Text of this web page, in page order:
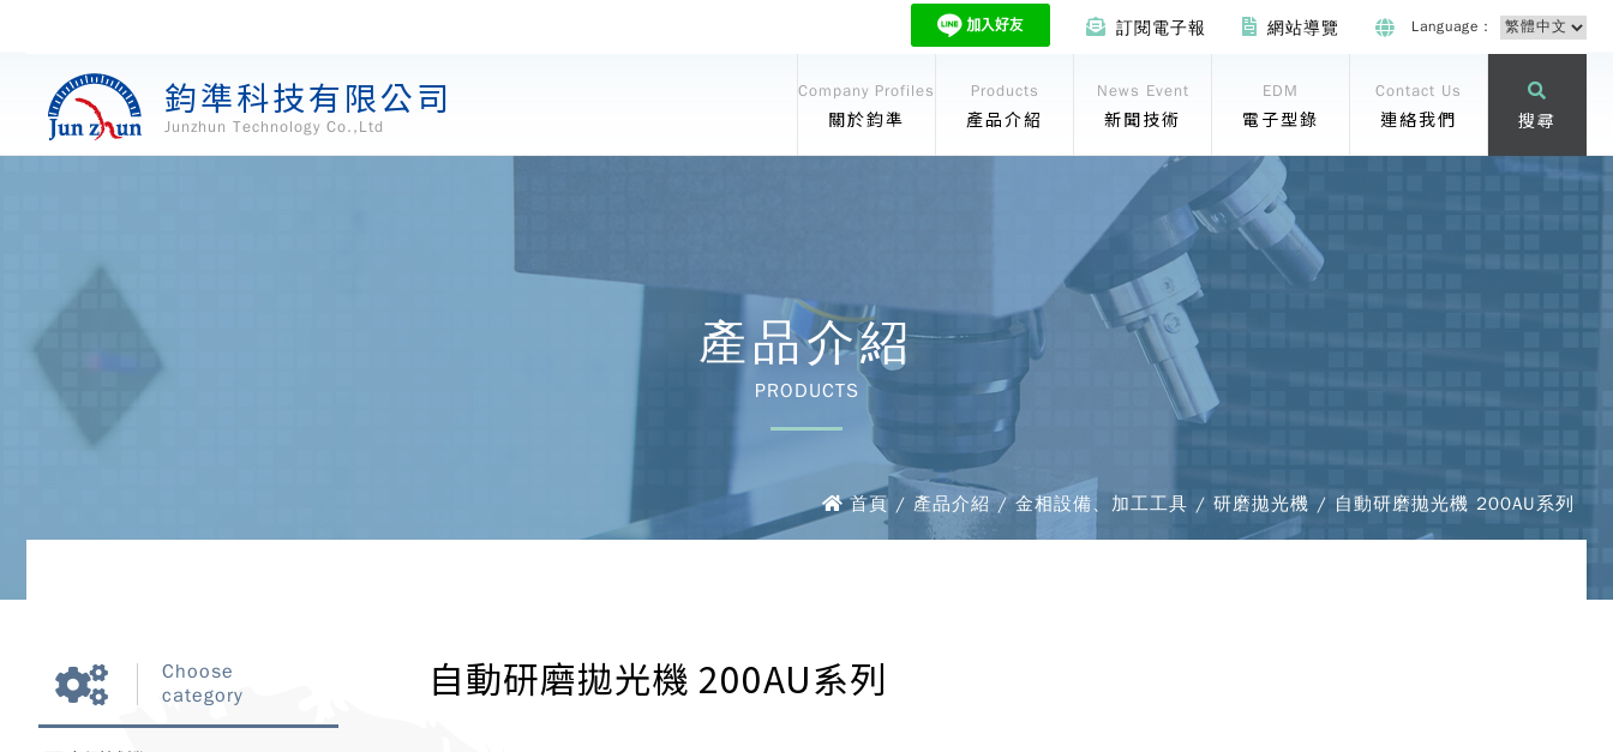
訂閱電子報 網站導覽 Language：
鈞準科技有限公司
Junzhun Technology Co.,Ltd
Company Profiles
關於鈞準
Products
產品介紹
News Event
新聞技術
EDM
電子型錄
Contact Us
連絡我們 搜尋
產品介紹
PRODUCTS
首頁 / 產品介紹 / 金相設備、加工工具 / 研磨拋光機 / 自動研磨拋光機 200AU系列
Choose
category
自動研磨拋光機 200AU系列